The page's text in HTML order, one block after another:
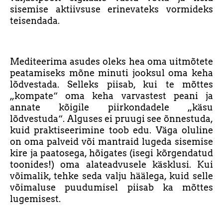
sisemise aktiivsuse erinevateks vormideks
teisendada.
Mediteerima asudes oleks hea oma uitmõtete
peatamiseks mõne minuti jooksul oma keha
lõdvestada. Selleks piisab, kui te mõttes
„kompate“ oma keha varvastest peani ja
annate kõigile piirkondadele „käsu
lõdvestuda“. Alguses ei pruugi see õnnestuda,
kuid praktiseerimine toob edu. Väga oluline
on oma palveid või mantraid lugeda sisemise
kire ja paatosega, hõigates (isegi kõrgendatud
toonides!) oma alateadvusele käsklusi. Kui
võimalik, tehke seda valju häälega, kuid selle
võimaluse puudumisel piisab ka mõttes
lugemisest.